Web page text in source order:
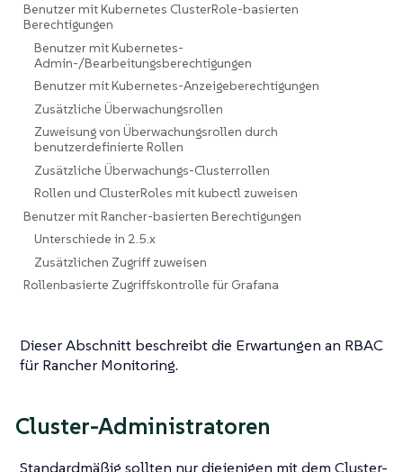
Benutzer mit Kubernetes ClusterRole-basierten
Berechtigungen
Benutzer mit Kubernetes-
Admin-/Bearbeitungsberechtigungen
Benutzer mit Kubernetes-Anzeigeberechtigungen
Zusätzliche Überwachungsrollen
Zuweisung von Überwachungsrollen durch
benutzerdefinierte Rollen
Zusätzliche Überwachungs-Clusterrollen
Rollen und ClusterRoles mit kubectl zuweisen
Benutzer mit Rancher-basierten Berechtigungen
Unterschiede in 2.5.x
Zusätzlichen Zugriff zuweisen
Rollenbasierte Zugriffskontrolle für Grafana
Dieser Abschnitt beschreibt die Erwartungen an RBAC
für Rancher Monitoring.
Cluster-Administratoren
Standardmäßig sollten nur diejenigen mit dem Cluster-